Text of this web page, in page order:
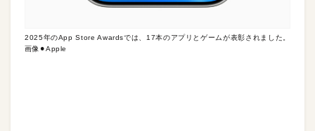
2025年のApp Store Awardsでは、17本のアプリとゲームが表彰されました。
画像⚫︎Apple